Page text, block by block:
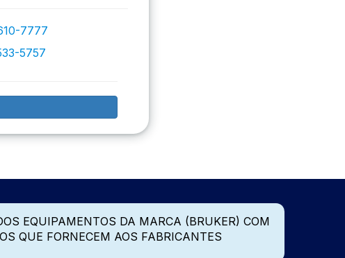
7777
5757
EQUIPAMENTOS DA MARCA (BRUKER) COM
QUE FORNECEM AOS FABRICANTES